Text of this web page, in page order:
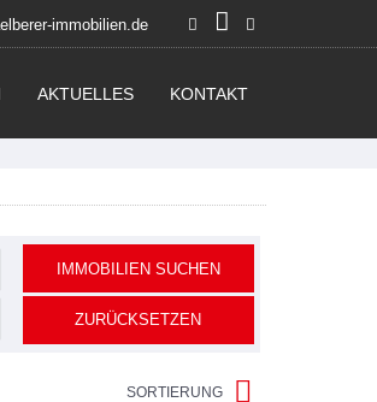
immobilien.de
AKTUELLES KONTAKT
IMMOBILIEN SUCHEN
ZURÜCKSETZEN
SORTIERUNG